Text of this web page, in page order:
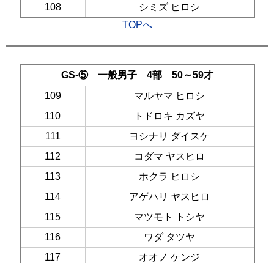
108
シミズ ヒロシ
TOPへ
GS-⑤ 一般男子 4部 50～59才
109
マルヤマ ヒロシ
110
トドロキ カズヤ
111
ヨシナリ ダイスケ
112
コダマ ヤスヒロ
113
ホクラ ヒロシ
114
アゲハリ ヤスヒロ
115
マツモト トシヤ
116
ワダ タツヤ
117
オオノ ケンジ